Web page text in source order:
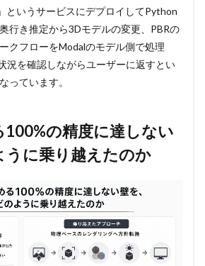
というサービスにデプロイしてPython
行き推定から3Dモデルの変更、PBRの
クフローをModalのモデル側で処理
況を確認しながらユーザーに返すとい
っています。
100%の精度に達しない
うに乗り越えたのか